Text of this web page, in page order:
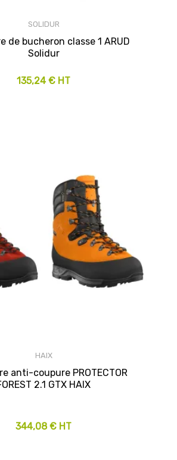
SOLIDUR
de bucheron classe 1 ARUD
Solidur
135,24 € HT
HAIX
anti-coupure PROTECTOR
2.1 GTX HAIX
344,08 € HT